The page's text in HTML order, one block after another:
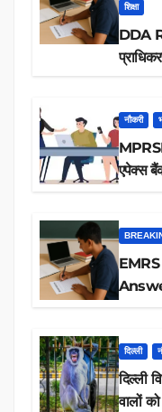
शिक्षा
DDA
नौकरी
एपेक्स
दिल्ली
दिल्ली